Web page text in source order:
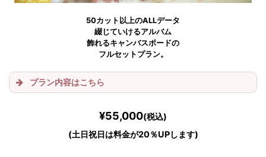
2シチュエーション
50カット以上のALLデータ
綴じていけるアルバム
飾れるキャンバスボードの
フルセットプラン。
プラン内容はこちら
¥55,000(税込)
(土日祝日は料金が20％UPします)